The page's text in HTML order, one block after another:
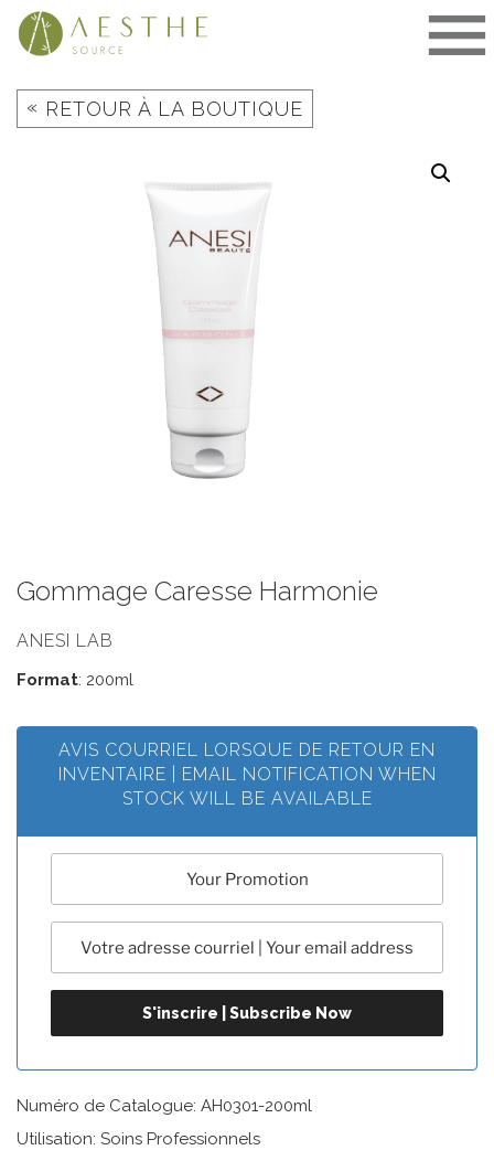
Aller
« RETOUR À LA BOUTIQUE
Gommage Caresse Harmonie
ANESI LAB
Format: 200ml
AVIS COURRIEL LORSQUE DE RETOUR EN
INVENTAIRE | EMAIL NOTIFICATION WHEN
STOCK WILL BE AVAILABLE
Numéro de Catalogue: AH0301-200ml
Utilisation: Soins Professionnels